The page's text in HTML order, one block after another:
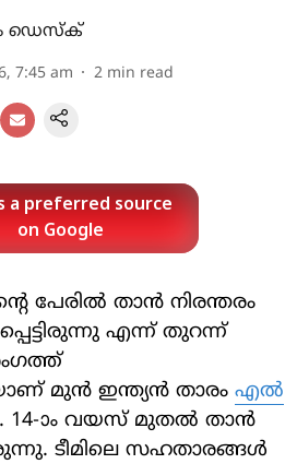
ഡെസ്ക്
7:45 am 2 min read
a preferred source
on Google
പേരിൽ താൻ നിരന്തരം
എന്ന് തുറന്ന്
മുൻ ഇന്ത്യൻ താരം എൽ
. 14-ാം വയസ് മുതൽ താൻ
ടീമിലെ സഹതാരങ്ങൾ